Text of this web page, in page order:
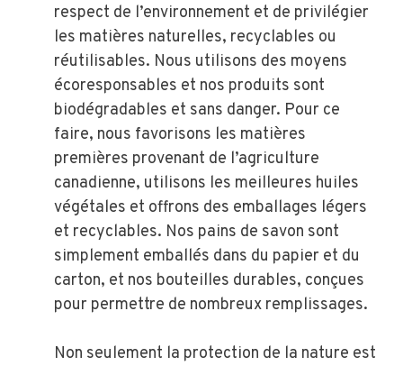
respect de l’environnement et de privilégier
les matières naturelles, recyclables ou
réutilisables. Nous utilisons des moyens
écoresponsables et nos produits sont
biodégradables et sans danger. Pour ce
faire, nous favorisons les matières
premières provenant de l’agriculture
canadienne, utilisons les meilleures huiles
végétales et offrons des emballages légers
et recyclables. Nos pains de savon sont
simplement emballés dans du papier et du
carton, et nos bouteilles durables, conçues
pour permettre de nombreux remplissages.
Non seulement la protection de la nature est